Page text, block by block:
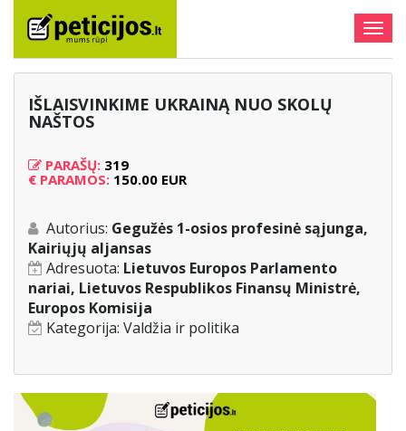
IŠLAISVINKIME UKRAINĄ NUO SKOLŲ
NAŠTOS
PARAŠŲ: 319
€ PARAMOS: 150.00 EUR
Autorius: Gegužės 1-osios profesinė sąjunga,
Kairiųjų aljansas
Adresuota: Lietuvos Europos Parlamento
nariai, Lietuvos Respublikos Finansų Ministrė,
Europos Komisija
Kategorija: Valdžia ir politika